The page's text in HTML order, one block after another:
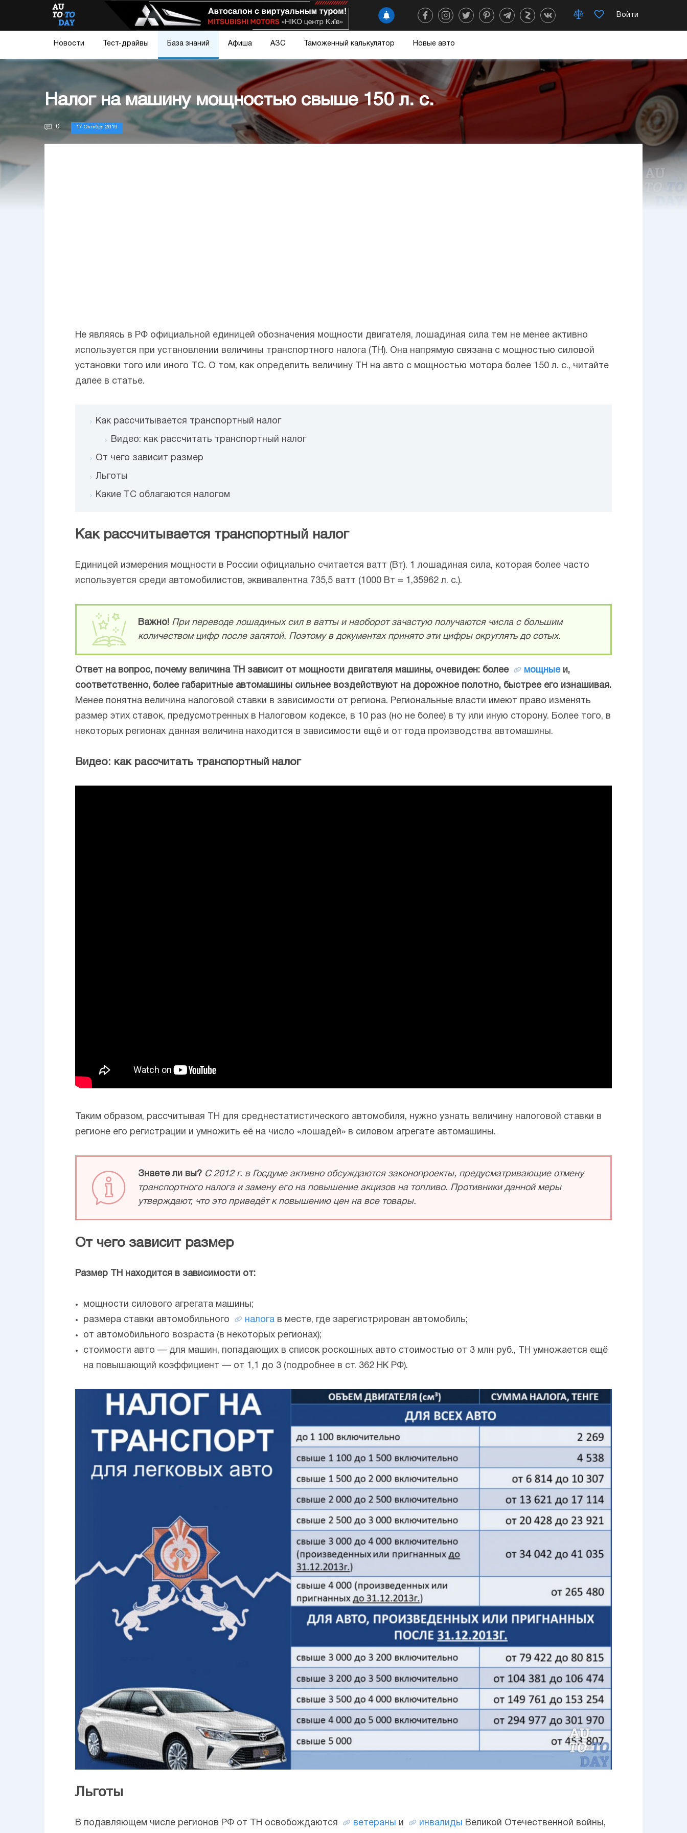
Войти
Новости Тест-драйвы База знаний Афиша АЗС Таможенный калькулятор Новые авто
Налог на машину мощностью свыше 150 л. с.
0 17 Октября 2019
Не являясь в РФ официальной единицей обозначения мощности двигателя, лошадиная сила тем не менее активно
используется при установлении величины транспортного налога (ТН). Она напрямую связана с мощностью силовой
установки того или иного ТС. О том, как определить величину ТН на авто с мощностью мотора более 150 л. с., читайте
далее в статье.
Как рассчитывается транспортный налог
Видео: как рассчитать транспортный налог
От чего зависит размер
Льготы
Какие ТС облагаются налогом
Как рассчитывается транспортный налог
Единицей измерения мощности в России официально считается ватт (Вт). 1 лошадиная сила, которая более часто
используется среди автомобилистов, эквивалентна 735,5 ватт (1000 Вт = 1,35962 л. с.).
Важно! При переводе лошадиных сил в ватты и наоборот зачастую получаются числа с большим
количеством цифр после запятой. Поэтому в документах принято эти цифры округлять до сотых.
Ответ на вопрос, почему величина ТН зависит от мощности двигателя машины, очевиден: более мощныеи,
соответственно, более габаритные автомашины сильнее воздействуют на дорожное полотно, быстрее его изнашивая.
Менее понятна величина налоговой ставки в зависимости от региона. Региональные власти имеют право изменять
размер этих ставок, предусмотренных в Налоговом кодексе, в 10 раз (но не более) в ту или иную сторону. Более того, в
некоторых регионах данная величина находится в зависимости ещё и от года производства автомашины.
Видео: как рассчитать транспортный налог
Таким образом, рассчитывая ТН для среднестатистического автомобиля, нужно узнать величину налоговой ставки в
регионе его регистрации и умножить её на число «лошадей» в силовом агрегате автомашины.
Знаете ли вы? С 2012 г. в Госдуме активно обсуждаются законопроекты, предусматривающие отмену
транспортного налога и замену его на повышение акцизов на топливо. Противники данной меры
утверждают, что это приведёт к повышению цен на все товары.
От чего зависит размер
Размер ТН находится в зависимости от:
мощности силового агрегата машины;
размера ставки автомобильного
налога в месте, где зарегистрирован автомобиль;
от автомобильного возраста (в некоторых регионах);
стоимости авто — для машин, попадающих в список роскошных авто стоимостью от 3 млн руб., ТН умножается ещё
на повышающий коэффициент — от 1,1 до 3 (подробнее в ст. 362 НК РФ).
Льготы
В подавляющем числе регионов РФ от ТН освобождаются ветераны и инвалиды Великой Отечественной войны,